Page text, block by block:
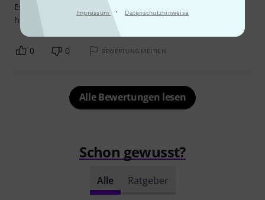
Impressum · Datenschutzhinweise
Es ist sehr umständlich für mich, die Tuba
herauszunehmen und sie von oben wieder einzusetzen.
0 0 BEWERTUNG MELDEN
Alle Bewertungen lesen
Schon gewusst?
Alle Ratgeber